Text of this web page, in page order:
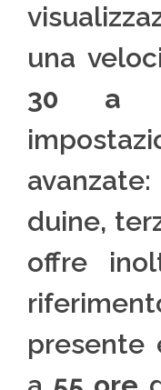
una
30 a
avanzate:
duine,
offre
presente